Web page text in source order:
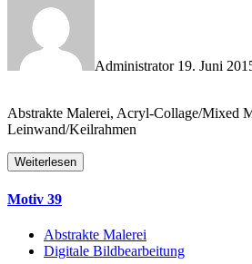
Administrator 19. Juni
Abstrakte Malerei, Acryl-Collage/Mixed
Leinwand/Keilrahmen
Weiterlesen
Motiv 39
Abstrakte Malerei
Digitale Bildbearbeitung